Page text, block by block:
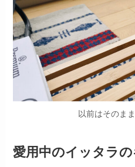
以前はそのま
愛用中のイッタラ